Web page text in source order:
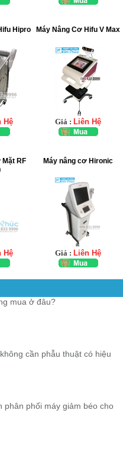
Hipro
Hệ
Máy Nâng Cơ Hifu V Max
Giá : Liên Hệ
RF
Hệ
Máy nâng cơ Hironic
Giá : Liên Hệ
mua ở đâu?
cần phẫu thuật có hiệu
phân phối máy giảm béo cho